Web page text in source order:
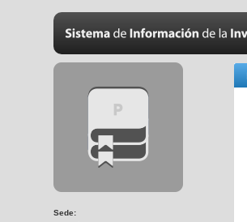
Sede: